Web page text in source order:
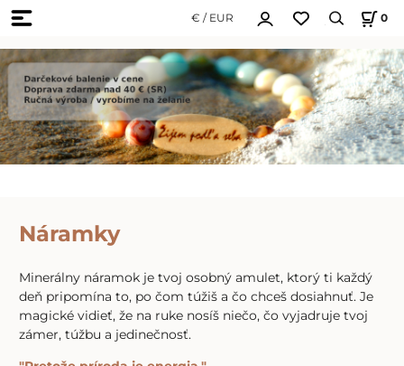
€ / EUR 0
Náramky
Minerálny náramok je tvoj osobný amulet, ktorý ti každý
deň pripomína to, po čom túžiš a čo chceš dosiahnuť. Je
magické vidieť, že na ruke nosíš niečo, čo vyjadruje tvoj
zámer, túžbu a jedinečnosť.